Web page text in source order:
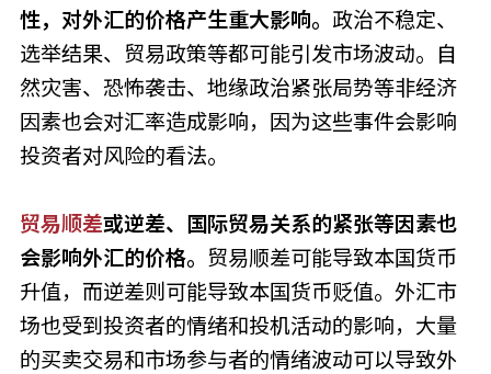
性，对外汇的价格产生重大影响。 政治不稳定、
选举结果、贸易政策等都可能引发市场波动。自
然灾害、恐怖袭击、地缘政治紧张局势等非经济
因素也会对汇率造成影响，因为这些事件会影响
投资者对风险的看法。
贸易顺差或逆差、国际贸易关系的紧张等因素也
会影响外汇的价格。 贸易顺差可能导致本国货币
升值，而逆差则可能导致本国货币贬值。外汇市
场也受到投资者的情绪和投机活动的影响，大量
的买卖交易和市场参与者的情绪波动可以导致外